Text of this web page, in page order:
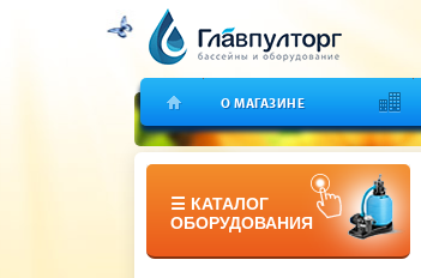
О МАГАЗИНЕ
☰ КАТАЛОГ
ОБОРУДОВАНИЯ